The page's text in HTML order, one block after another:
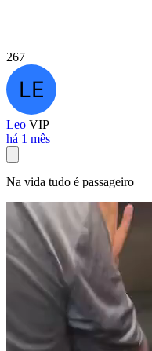
267
Leo VIP
há 1 mês
Na vida tudo é passageiro